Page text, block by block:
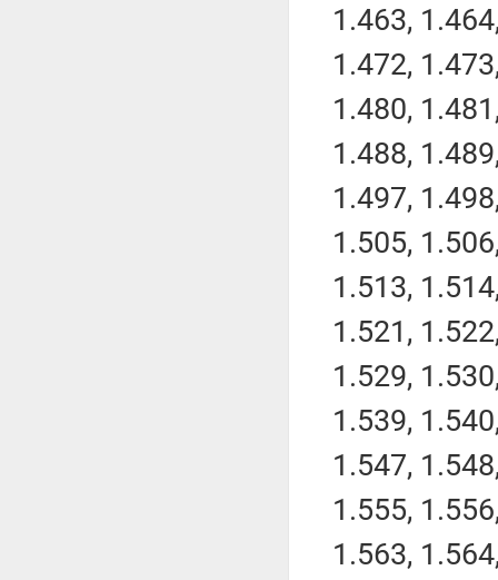
1.463,
1.472,
1.480,
1.488,
1.497,
1.505,
1.513,
1.521,
1.529,
1.539,
1.547,
1.555,
1.563,